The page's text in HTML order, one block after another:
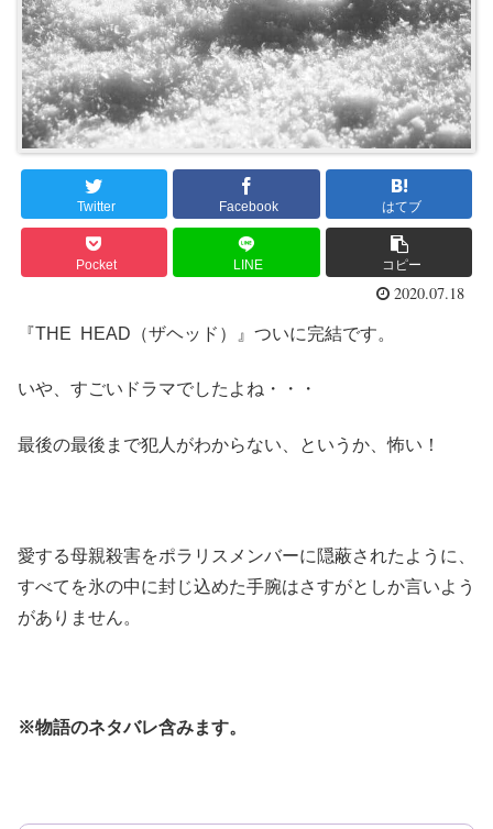
Twitter Facebook はてブ
Pocket LINE コピー
2020.07.18
『THE HEAD（ザヘッド）』ついに完結です。
いや、すごいドラマでしたよね・・・
最後の最後まで犯人がわからない、というか、怖い！
愛する母親殺害をポラリスメンバーに隠蔽されたように、
すべてを氷の中に封じ込めた手腕はさすがとしか言いよう
がありません。
※物語のネタバレ含みます。